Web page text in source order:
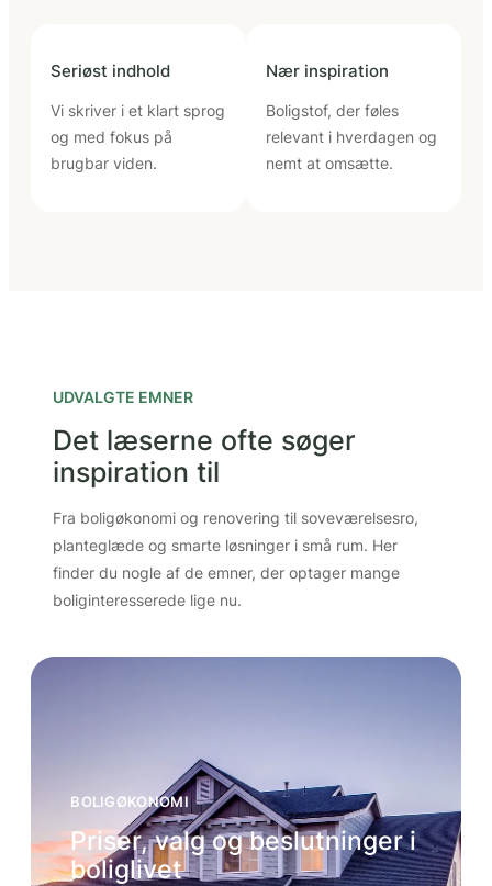
Seriøst indhold
Vi skriver i et klart sprog
og med fokus på
brugbar viden.
Nær inspiration
Boligstof, der føles
relevant i hverdagen og
nemt at omsætte.
UDVALGTE EMNER
Det læserne ofte søger
inspiration til
Fra boligøkonomi og renovering til soveværelsesro,
planteglæde og smarte løsninger i små rum. Her
finder du nogle af de emner, der optager mange
boliginteresserede lige nu.
BOLIGØKONOMI
Priser, valg og beslutninger i
boliglivet